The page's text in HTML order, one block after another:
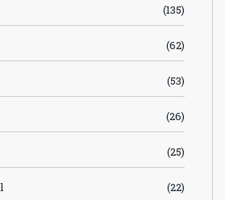
(135)
(62)
(53)
(26)
(25)
(22)